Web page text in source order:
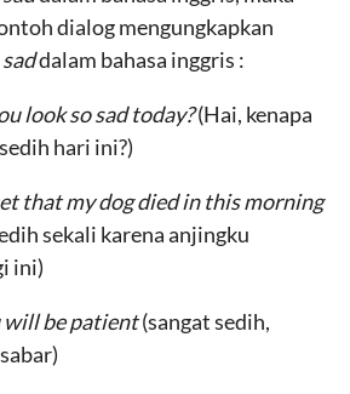
dialog mengungkapkan
saddalam bahasa inggris :
look so sad today?(Hai, kenapa
hari ini?)
that my dog died in this morning
sekali karena anjingku
ini)
will be patient(sangat sedih,